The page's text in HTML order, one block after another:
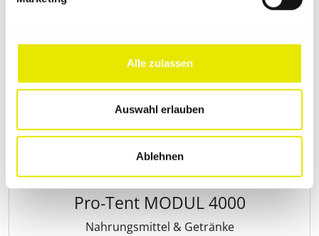
Alle zulassen
Auswahl erlauben
Ablehnen
Pro-Tent MODUL 4000
Nahrungsmittel & Getränke